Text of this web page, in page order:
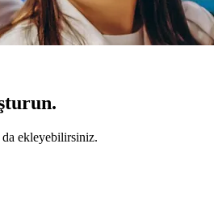
da ekleyebilirsiniz.